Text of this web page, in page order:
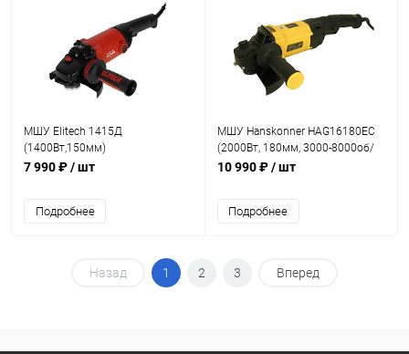
МШУ Elitech 1415Д
(1400Вт,150мм)
7 990 ₽/ шт
Подробнее
МШУ Hanskonner HAG16180EC
(2000Вт, 180мм, 3000-8000об/
мин.)
10 990 ₽/ шт
Подробнее
Назад 1 2 3 Вперед